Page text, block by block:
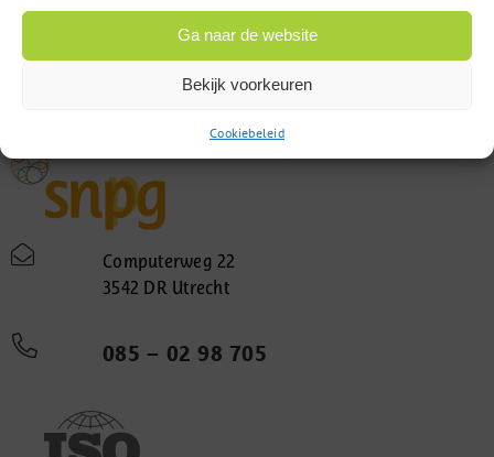
Ga naar de website
Bekijk voorkeuren
Cookiebeleid
Computerweg 22
3542 DR Utrecht
085 – 02 98 705